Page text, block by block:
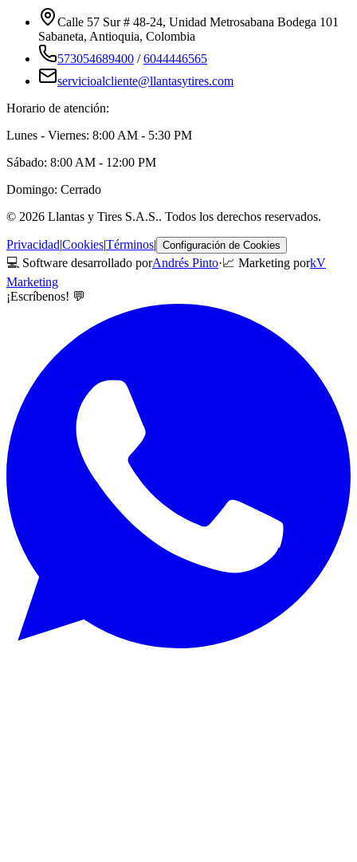
Calle 57 Sur # 48-24, Unidad Metrosabana Bodega 101
Sabaneta, Antioquia, Colombia
573054689400 /6044446565
servicioalcliente@llantasytires.com
Horario de atención:
Lunes - Viernes: 8:00 AM - 5:30 PM
Sábado: 8:00 AM - 12:00 PM
Domingo: Cerrado
© 2026 Llantas y Tires S.A.S.. Todos los derechos reservados.
Privacidad|Cookies|Términos| Configuración de Cookies
💻 Software desarrollado porAndrés Pinto·📈 Marketing porkV
Marketing
¡Escríbenos! 💬